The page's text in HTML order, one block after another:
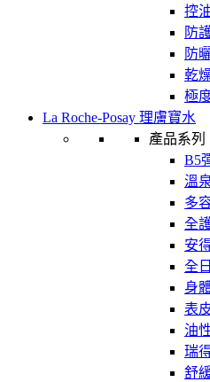
控
防
防
乾
極
La Roche-Posay 理膚寶水
產品系列
B5
溫
多
全
安
全
身
表
油
瑞
舒